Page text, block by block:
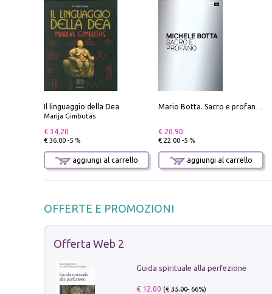
Il linguaggio della Dea
Marija Gimbutas
€ 34.20
€ 36.00 -5 %
aggiungi al carrello
€ 20.90
€ 22.00 -5 %
aggiungi al carrello
OFFERTE E PROMOZIONI
Offerta Web 2
Guida spirituale alla perfezione
€ 12.00 (€35.00- 66%)